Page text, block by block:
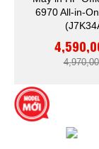
6970 All-in-